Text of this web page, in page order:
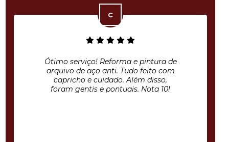
Ótimo serviço! Reforma e pintura de
arquivo de aço anti. Tudo feito com
capricho e cuidado. Além disso,
foram gentis e pontuais. Nota 10!